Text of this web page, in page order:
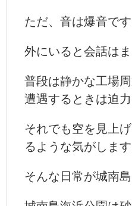
ただ、音は爆音です
外にいると会話は
普段は静かな工場
遭遇するときは迫力
それでも空を見上
るような気がします
そんな日常が城南